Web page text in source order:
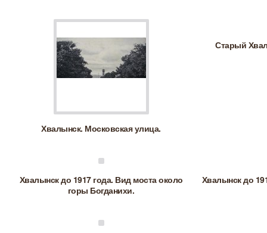
Хвалынск. Московская улица.
Старый
Хвалынск до 1917 года. Вид моста около
горы Богданихи.
Хвалынск до